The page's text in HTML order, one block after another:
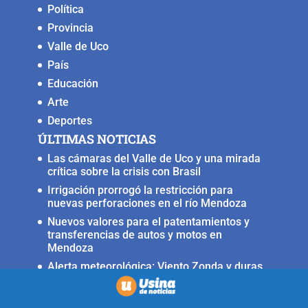
Política
Provincia
Valle de Uco
País
Educación
Arte
Deportes
ÚLTIMAS NOTICIAS
Las cámaras del Valle de Uco y una mirada
crítica sobre la crisis con Brasil
Irrigación prorrogó la restricción para
nuevas perforaciones en el río Mendoza
Nuevos valores para el patentamientos y
transferencias de autos y motos en
Mendoza
Alerta meteorológica: Viento Zonda y duras
condiciones en alta montaña
Fuerte terremoto muy cerca del Valle de